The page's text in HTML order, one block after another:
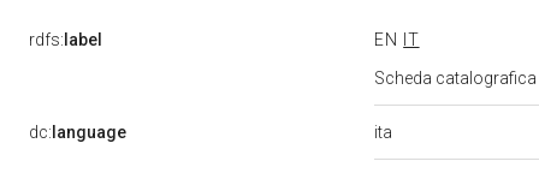
rdfs: label EN
IT
Scheda
dc: language ita